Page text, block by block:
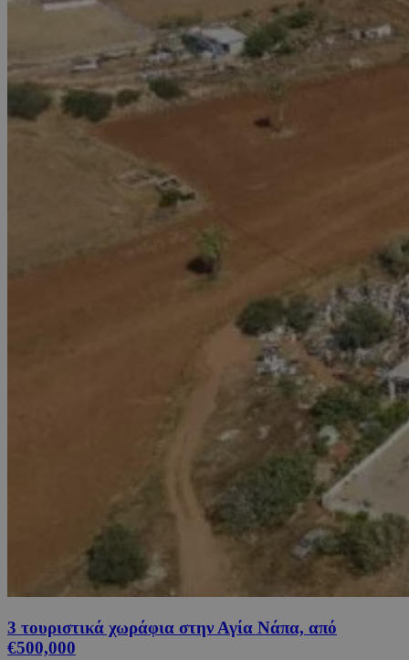
3 τουριστικά χωράφια στην Αγία Νάπα, από
€500,000